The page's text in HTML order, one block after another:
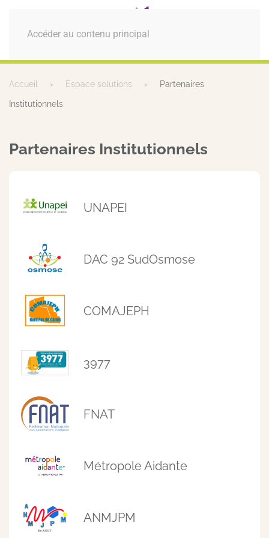
Accéder au contenu principal
MENU
Accueil Espace solutions Partenaires
Institutionnels
Partenaires Institutionnels
UNAPEI
DAC 92 SudOsmose
COMAJEPH
3977
FNAT
Métropole Aidante
ANMJPM